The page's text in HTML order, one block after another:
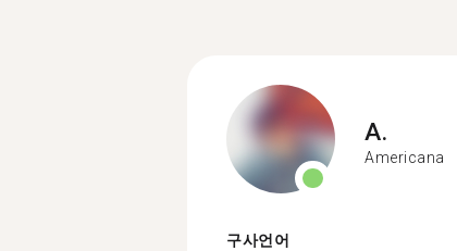
A.
Americana
구사언어